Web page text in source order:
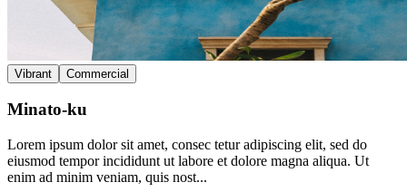
Vibrant Commercial
Minato-ku
Lorem ipsum dolor sit amet, consec tetur adipiscing elit, sed do
eiusmod tempor incididunt ut labore et dolore magna aliqua. Ut
enim ad minim veniam, quis nost...